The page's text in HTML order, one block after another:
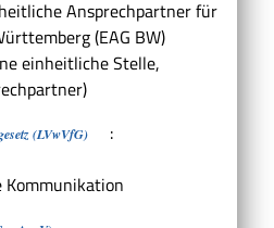
Ansprechpartner für
(EAG BW)
einheitliche Stelle,
(LVwVfG)
:
Kommunikation